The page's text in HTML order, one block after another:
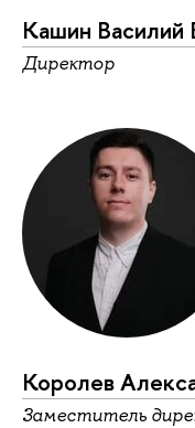
Кашин Василий
Директор
Королев
Заместитель